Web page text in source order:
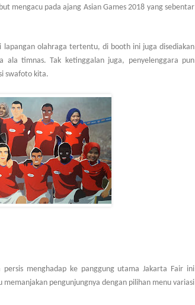
mengacu pada ajang Asian Games 2018 yang sebentar
lapangan olahraga tertentu, di booth ini juga disediakan
timnas. Tak ketinggalan juga, penyelenggara pun
swafoto kita.
menghadap ke panggung utama Jakarta Fair ini
pengunjungnya dengan pilihan menu variasi